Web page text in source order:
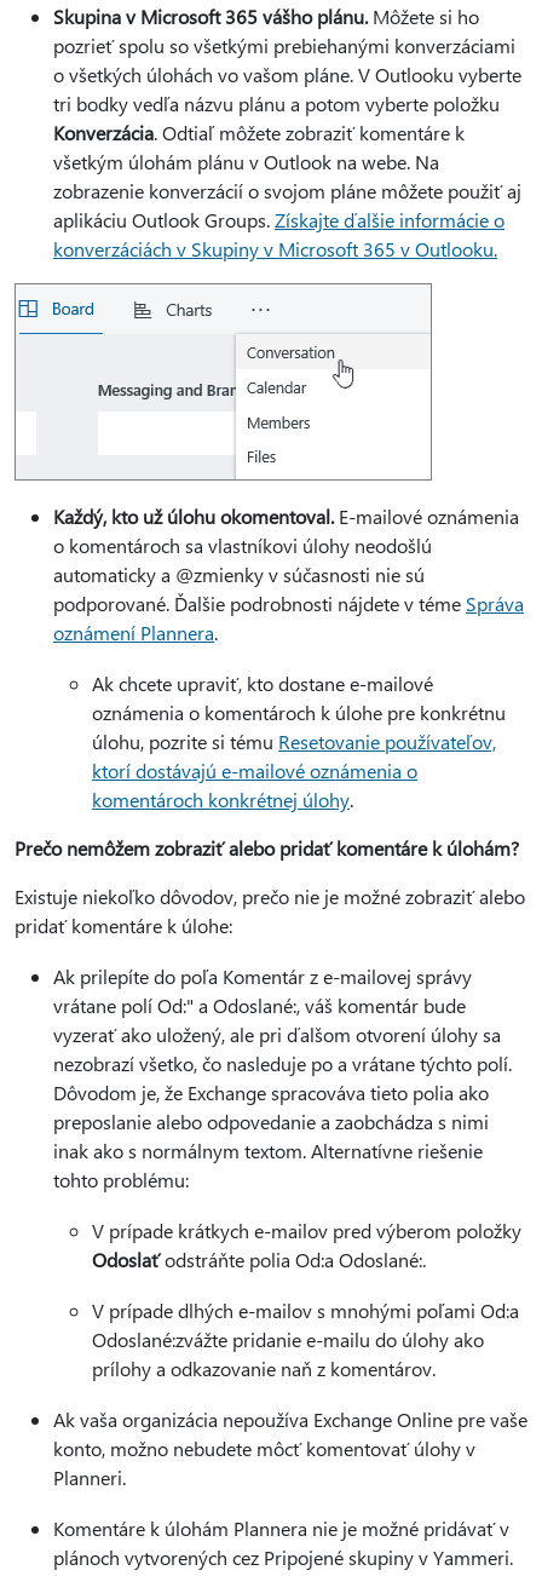
Skupina v Microsoft 365 vášho plánu.Môžete si ho
pozrieť spolu so všetkými prebiehanými konverzáciami
o všetkých úlohách vo vašom pláne. V Outlooku vyberte
tri bodky vedľa názvu plánu a potom vyberte položku
Konverzácia. Odtiaľ môžete zobraziť komentáre k
všetkým úlohám plánu v Outlook na webe. Na
zobrazenie konverzácií o svojom pláne môžete použiť aj
aplikáciu Outlook Groups.Získajte ďalšie informácie o
konverzáciách v Skupiny v Microsoft 365 v Outlooku.
Každý, kto už úlohu okomentoval.E-mailové oznámenia
o komentároch sa vlastníkovi úlohy neodošlú
automaticky a @zmienky v súčasnosti nie sú
podporované. Ďalšie podrobnosti nájdete v téme Správa
oznámení Plannera.
Ak chcete upraviť, kto dostane e-mailové
oznámenia o komentároch k úlohe pre konkrétnu
úlohu, pozrite si tému Resetovanie používateľov,
ktorí dostávajú e-mailové oznámenia o
komentároch konkrétnej úlohy.
Prečo nemôžem zobraziť alebo pridať komentáre k úlohám?
Existuje niekoľko dôvodov, prečo nie je možné zobraziť alebo
pridať komentáre k úlohe:
Ak prilepíte do poľa Komentár z e-mailovej správy
vrátane polí Od:" a Odoslané:, váš komentár bude
vyzerať ako uložený, ale pri ďalšom otvorení úlohy sa
nezobrazí všetko, čo nasleduje po a vrátane týchto polí.
Dôvodom je, že Exchange spracováva tieto polia ako
preposlanie alebo odpovedanie a zaobchádza s nimi
inak ako s normálnym textom. Alternatívne riešenie
tohto problému:
V prípade krátkych e-mailov pred výberom položky
Odoslaťodstráňte polia Od:a Odoslané:.
V prípade dlhých e-mailov s mnohými poľami Od:a
Odoslané:zvážte pridanie e-mailu do úlohy ako
prílohy a odkazovanie naň z komentárov.
Ak vaša organizácia nepoužíva Exchange Online pre vaše
konto, možno nebudete môcť komentovať úlohy v
Planneri.
Komentáre k úlohám Plannera nie je možné pridávať v
plánoch vytvorených cez Pripojené skupiny v Yammeri.